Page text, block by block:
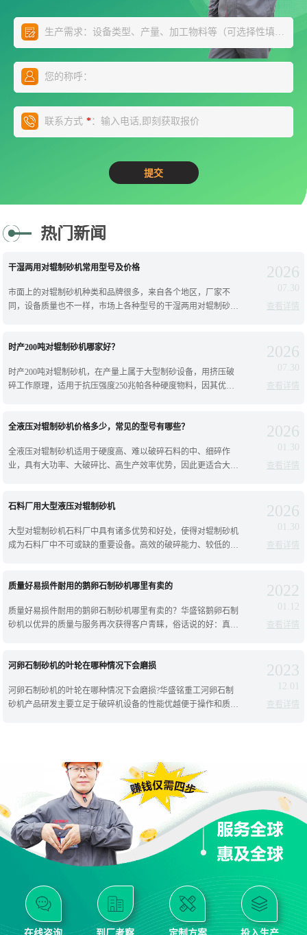
您的称呼：
联系方式 *：输入电话,即刻获取报价
热门新闻
干湿两用对辊制砂机常用型号及价格
市面上的对辊制砂机种类和品牌很多，来自各个地区，厂家不
同，设备质量也不一样，市场上各种型号的干湿两用对辊制砂机
2026
07.30
查看详情
时产200吨对辊制砂机哪家好？
时产200吨对辊制砂机，在产量上属于大型制砂设备，用挤压破
碎工作原理，适用于抗压强度250兆帕各种硬度物料，因其优化
2026
07.30
查看详情
全液压对辊制砂机价格多少，常见的型号有哪些？
全液压对辊制砂机适用于硬度高、难以破碎石料的中、细碎作
业，具有大功率、大破碎比、高生产效率优势，因此更适合大型
2026
01.30
查看详情
石料厂用大型液压对辊制砂机
大型对辊制砂机石料厂中具有诸多优势和好处，使得对辊制砂机
成为石料厂中不可或缺的重要设备。高效的破碎能力、较低的能
2026
01.30
查看详情
质量好易损件耐用的鹅卵石制砂机哪里有卖的
质量好易损件耐用的鹅卵石制砂机哪里有卖的？华盛铭鹅卵石制
砂机以优异的质量与服务再次获得客户青睐，俗话说的好：真金
2022
01.12
查看详情
河卵石制砂机的叶轮在哪种情况下会磨损
河卵石制砂机的叶轮在哪种情况下会磨损?华盛铭重工河卵石制
砂机产品研发主要立足于破碎机设备的性能优越便于操作和质量
2023
12.01
查看详情